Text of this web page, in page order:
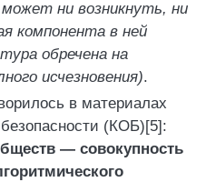
ни возникнуть, ни
компонента в ней
обречена на
исчезновения).
в материалах
(КОБ)[5]:
— совокупность